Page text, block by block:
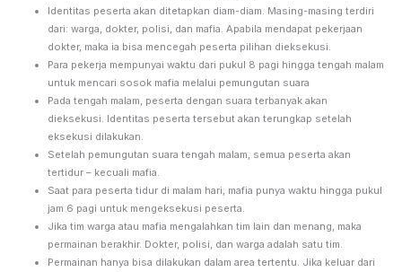
Identitas peserta akan ditetapkan diam-diam. Masing-masing terdiri
dari: warga, dokter, polisi, dan mafia. Apabila mendapat pekerjaan
dokter, maka ia bisa mencegah peserta pilihan dieksekusi.
Para pekerja mempunyai waktu dari pukul 8 pagi hingga tengah malam
untuk mencari sosok mafia melalui pemungutan suara
Pada tengah malam, peserta dengan suara terbanyak akan
dieksekusi. Identitas peserta tersebut akan terungkap setelah
eksekusi dilakukan.
Setelah pemungutan suara tengah malam, semua peserta akan
tertidur – kecuali mafia.
Saat para peserta tidur di malam hari, mafia punya waktu hingga pukul
jam 6 pagi untuk mengeksekusi peserta.
Jika tim warga atau mafia mengalahkan tim lain dan menang, maka
permainan berakhir. Dokter, polisi, dan warga adalah satu tim.
Permainan hanya bisa dilakukan dalam area tertentu. Jika keluar dari